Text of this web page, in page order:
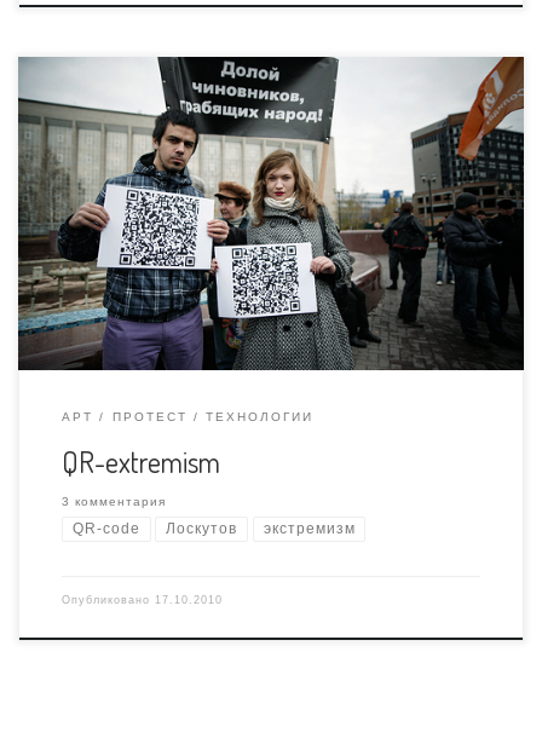
Маша и Артём – молодцы (особенно Маша). Давно уже
пора было начать. Нужно популяризировать
технологию, до ментов ещё нескоро дойдёт что это
такое, и уж тем более не скоро они подведут под это
“законодательную базу”. Например: [qrcodetag
size=”200″ link=”false”]Жгите флаги, испражняйтесь на
конституцию, делайте бомбы, похищайте банкиров,
раздавайте детское порно […]
АРТ ПРОТЕСТ ТЕХНОЛОГИИ
QR-extremism
3 комментария
QR-code Лоскутов экстремизм
Опубликовано 17.10.2010